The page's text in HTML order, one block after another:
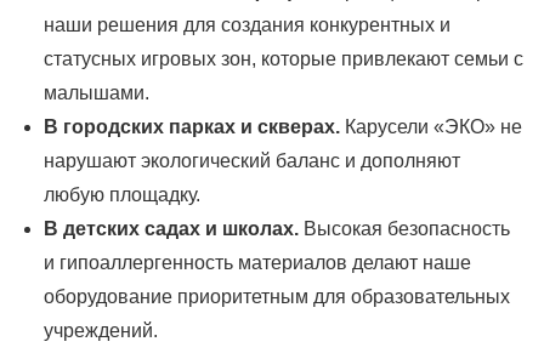
наши решения для создания конкурентных и
статусных игровых зон, которые привлекают семьи с
малышами.
В городских парках и скверах. Карусели «ЭКО» не
нарушают экологический баланс и дополняют
любую площадку.
В детских садах и школах. Высокая безопасность
и гипоаллергенность материалов делают наше
оборудование приоритетным для образовательных
учреждений.